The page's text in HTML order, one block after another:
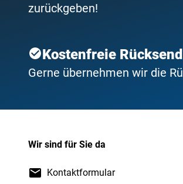
zurückgeben!
Kostenfreie
Gerne übernehmen wir die
Wir sind für Sie da
Kontaktformular